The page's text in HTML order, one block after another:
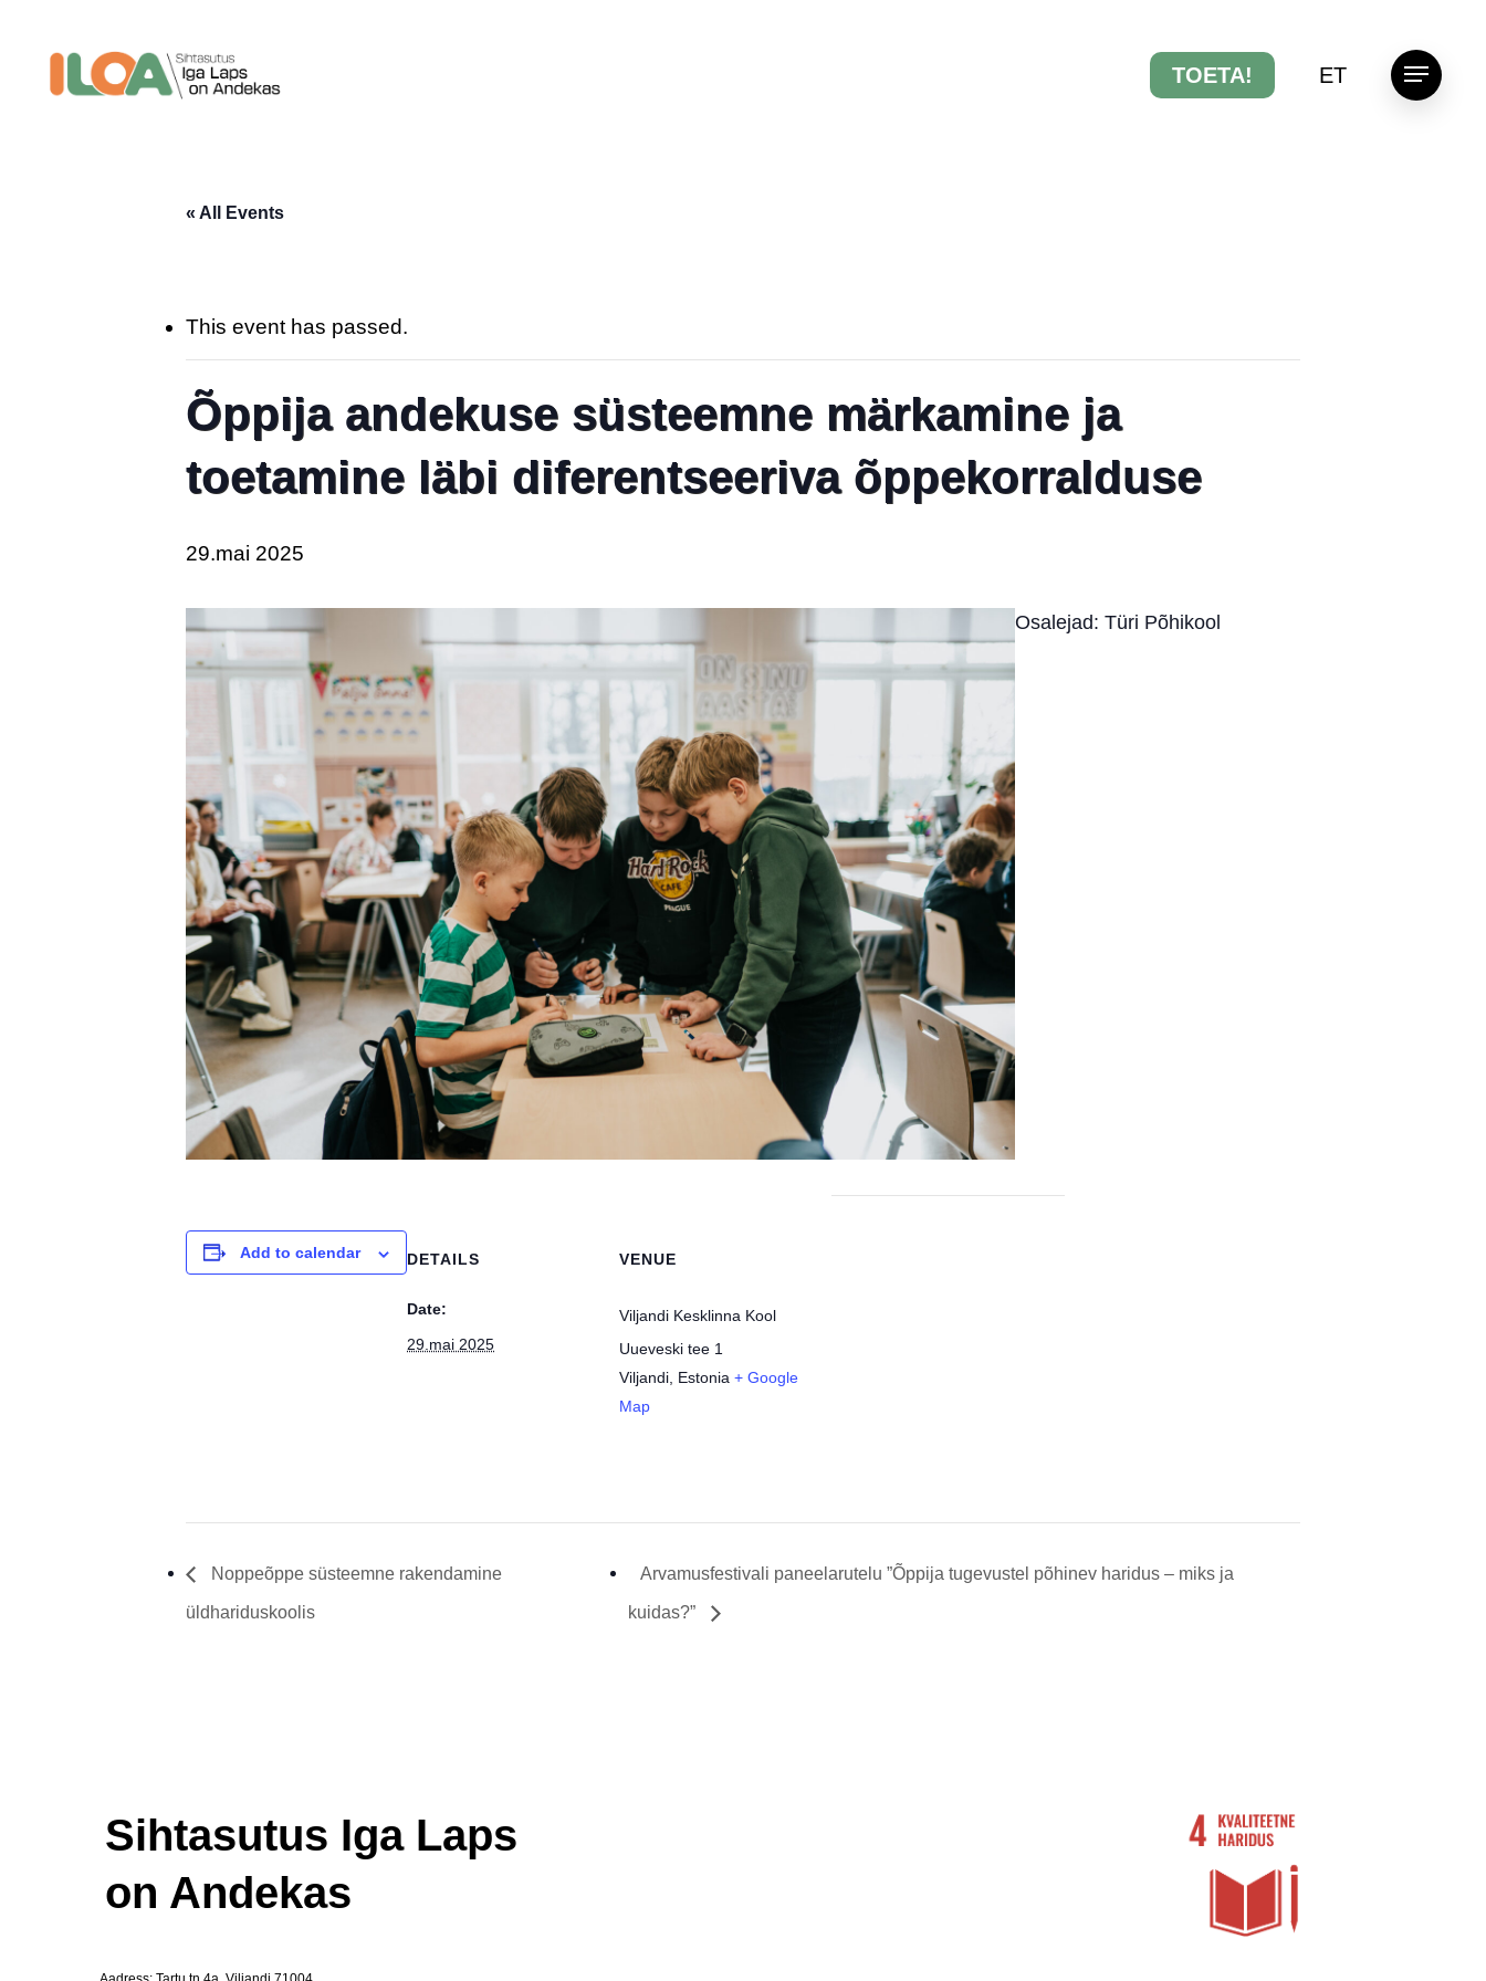
TOETA! ET Menu
« All Events
This event has passed.
Õppija andekuse süsteemne märkamine ja
toetamine läbi diferentseeriva õppekorralduse
29.mai 2025
Osalejad: Türi Põhikool
Add to calendar DETAILS
Date:
29.mai 2025
VENUE
Viljandi Kesklinna Kool
Uueveski tee 1
Viljandi, Estonia + Google
Map
Noppeõppe süsteemne rakendamine
üldhariduskoolis
Arvamusfestivali paneelarutelu ”Õppija tugevustel põhinev haridus – miks ja
kuidas?”
Sihtasutus Iga Laps
on Andekas